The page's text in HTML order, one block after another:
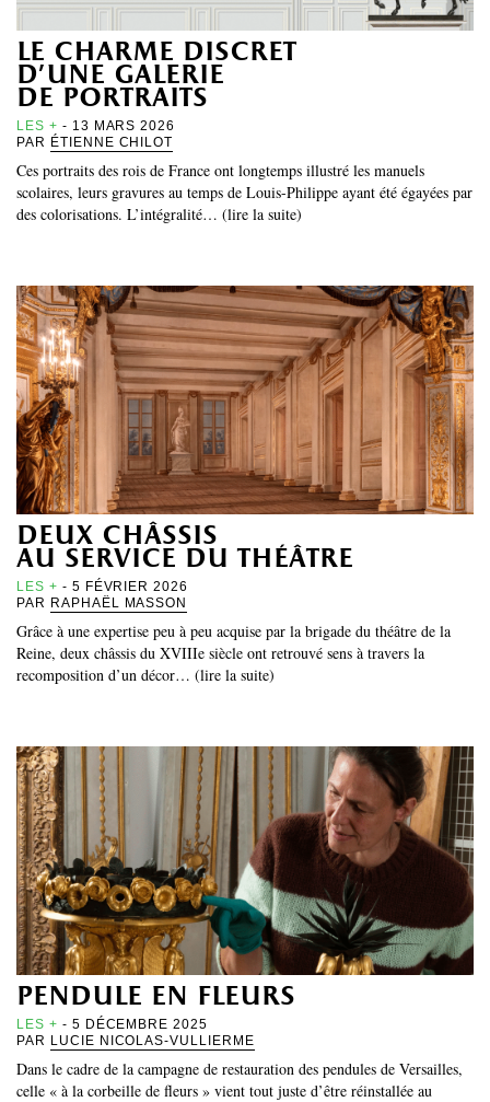
le charme discret
d’une galerie
de portraits
LES + - 13 MARS 2026
PAR ÉTIENNE CHILOT
Ces portraits des rois de France ont longtemps illustré les manuels
scolaires, leurs gravures au temps de Louis-Philippe ayant été égayées par
des colorisations. L’intégralité… (lire la suite)
deux châssis
au service du théâtre
LES + - 5 FÉVRIER 2026
PAR RAPHAËL MASSON
Grâce à une expertise peu à peu acquise par la brigade du théâtre de la
Reine, deux châssis du XVIIIe siècle ont retrouvé sens à travers la
recomposition d’un décor… (lire la suite)
pendule en fleurs
LES + - 5 DÉCEMBRE 2025
PAR LUCIE NICOLAS-VULLIERME
Dans le cadre de la campagne de restauration des pendules de Versailles,
celle « à la corbeille de fleurs » vient tout juste d’être réinstallée au